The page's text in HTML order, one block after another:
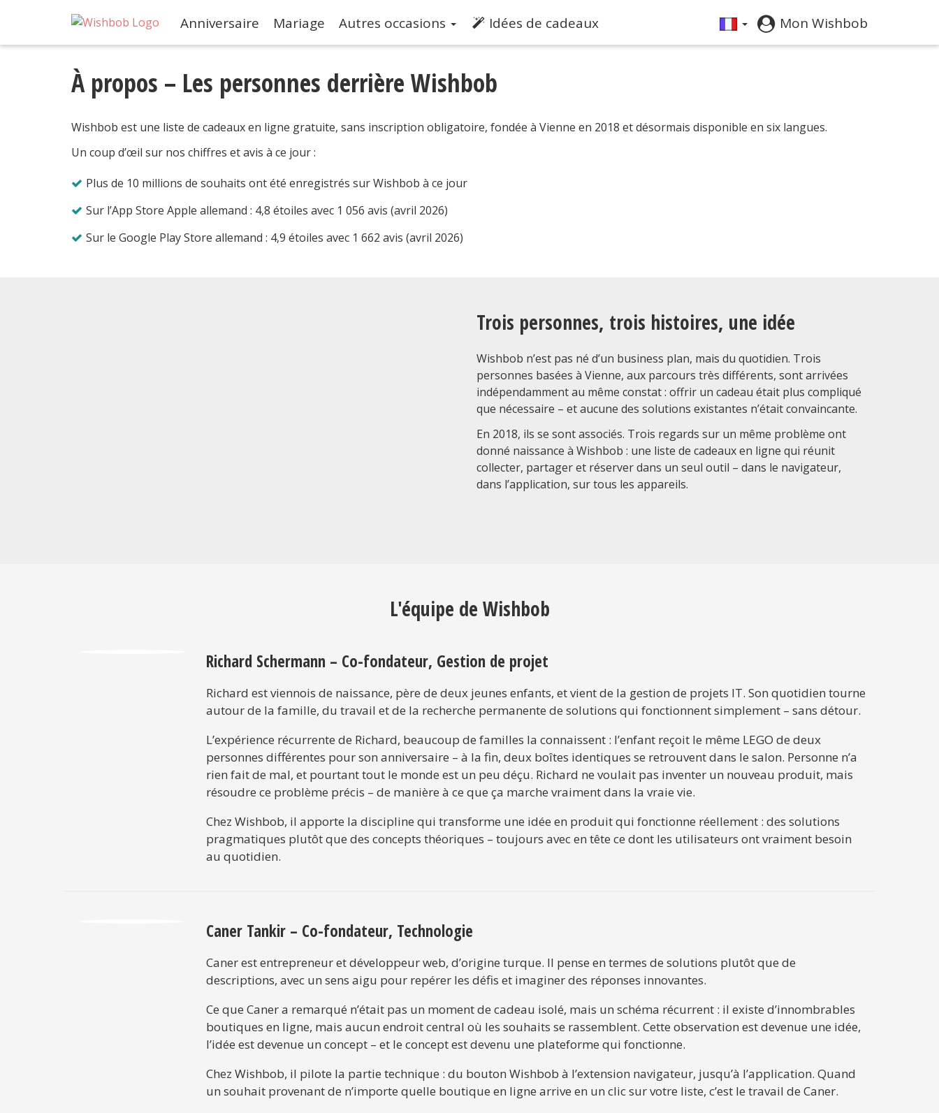
Anniversaire Mariage Autres occasions Idées de cadeaux Mon Wishbob
À propos – Les personnes derrière Wishbob
Wishbob est une liste de cadeaux en ligne gratuite, sans inscription obligatoire, fondée à Vienne en 2018 et désormais disponible en six langues.
Un coup d’œil sur nos chiffres et avis à ce jour :
Plus de 10 millions de souhaits ont été enregistrés sur Wishbob à ce jour
Sur l’App Store Apple allemand : 4,8 étoiles avec 1 056 avis (avril 2026)
Sur le Google Play Store allemand : 4,9 étoiles avec 1 662 avis (avril 2026)
Trois personnes, trois histoires, une idée
Wishbob n’est pas né d’un business plan, mais du quotidien. Trois
personnes basées à Vienne, aux parcours très différents, sont arrivées
indépendamment au même constat : offrir un cadeau était plus compliqué
que nécessaire – et aucune des solutions existantes n’était convaincante.
En 2018, ils se sont associés. Trois regards sur un même problème ont
donné naissance à Wishbob : une liste de cadeaux en ligne qui réunit
collecter, partager et réserver dans un seul outil – dans le navigateur,
dans l’application, sur tous les appareils.
L'équipe de Wishbob
Richard Schermann – Co-fondateur, Gestion de projet
Richard est viennois de naissance, père de deux jeunes enfants, et vient de la gestion de projets IT. Son quotidien tourne
autour de la famille, du travail et de la recherche permanente de solutions qui fonctionnent simplement – sans détour.
L’expérience récurrente de Richard, beaucoup de familles la connaissent : l’enfant reçoit le même LEGO de deux
personnes différentes pour son anniversaire – à la fin, deux boîtes identiques se retrouvent dans le salon. Personne n’a
rien fait de mal, et pourtant tout le monde est un peu déçu. Richard ne voulait pas inventer un nouveau produit, mais
résoudre ce problème précis – de manière à ce que ça marche vraiment dans la vraie vie.
Chez Wishbob, il apporte la discipline qui transforme une idée en produit qui fonctionne réellement : des solutions
pragmatiques plutôt que des concepts théoriques – toujours avec en tête ce dont les utilisateurs ont vraiment besoin
au quotidien.
Caner Tankir – Co-fondateur, Technologie
Caner est entrepreneur et développeur web, d’origine turque. Il pense en termes de solutions plutôt que de
descriptions, avec un sens aigu pour repérer les défis et imaginer des réponses innovantes.
Ce que Caner a remarqué n’était pas un moment de cadeau isolé, mais un schéma récurrent : il existe d’innombrables
boutiques en ligne, mais aucun endroit central où les souhaits se rassemblent. Cette observation est devenue une idée,
l’idée est devenue un concept – et le concept est devenu une plateforme qui fonctionne.
Chez Wishbob, il pilote la partie technique : du bouton Wishbob à l’extension navigateur, jusqu’à l’application. Quand
un souhait provenant de n’importe quelle boutique en ligne arrive en un clic sur votre liste, c’est le travail de Caner.